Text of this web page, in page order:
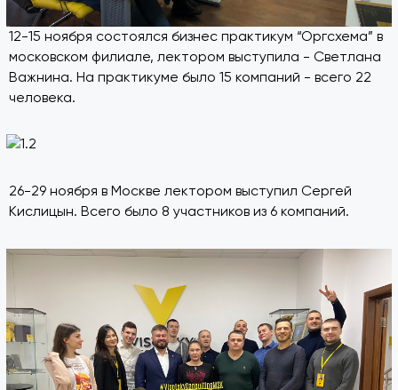
12-15 ноября состоялся бизнес практикум “Оргсхема” в
московском филиале, лектором выступила - Светлана
Важнина. На практикуме было 15 компаний - всего 22
человека.
26-29 ноября в Москве лектором выступил Сергей
Кислицын. Всего было 8 участников из 6 компаний.